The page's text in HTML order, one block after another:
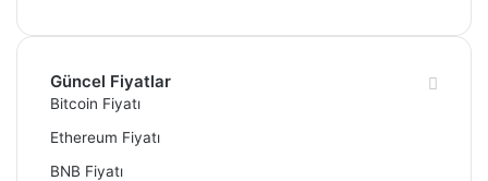
Güncel Fiyatlar
Bitcoin Fiyatı
Ethereum Fiyatı
BNB Fiyatı